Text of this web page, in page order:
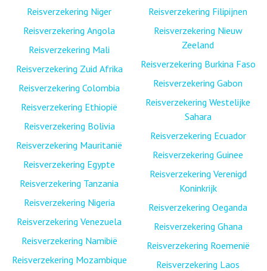
Reisverzekering Niger
Reisverzekering Angola
Reisverzekering Mali
Reisverzekering Zuid Afrika
Reisverzekering Colombia
Reisverzekering Ethiopië
Reisverzekering Bolivia
Reisverzekering Mauritanië
Reisverzekering Egypte
Reisverzekering Tanzania
Reisverzekering Nigeria
Reisverzekering Venezuela
Reisverzekering Namibië
Reisverzekering Mozambique
Reisverzekering Filipijnen
Reisverzekering Nieuw
Zeeland
Reisverzekering Burkina Faso
Reisverzekering Gabon
Reisverzekering Westelijke
Sahara
Reisverzekering Ecuador
Reisverzekering Guinee
Reisverzekering Verenigd
Koninkrijk
Reisverzekering Oeganda
Reisverzekering Ghana
Reisverzekering Roemenië
Reisverzekering Laos